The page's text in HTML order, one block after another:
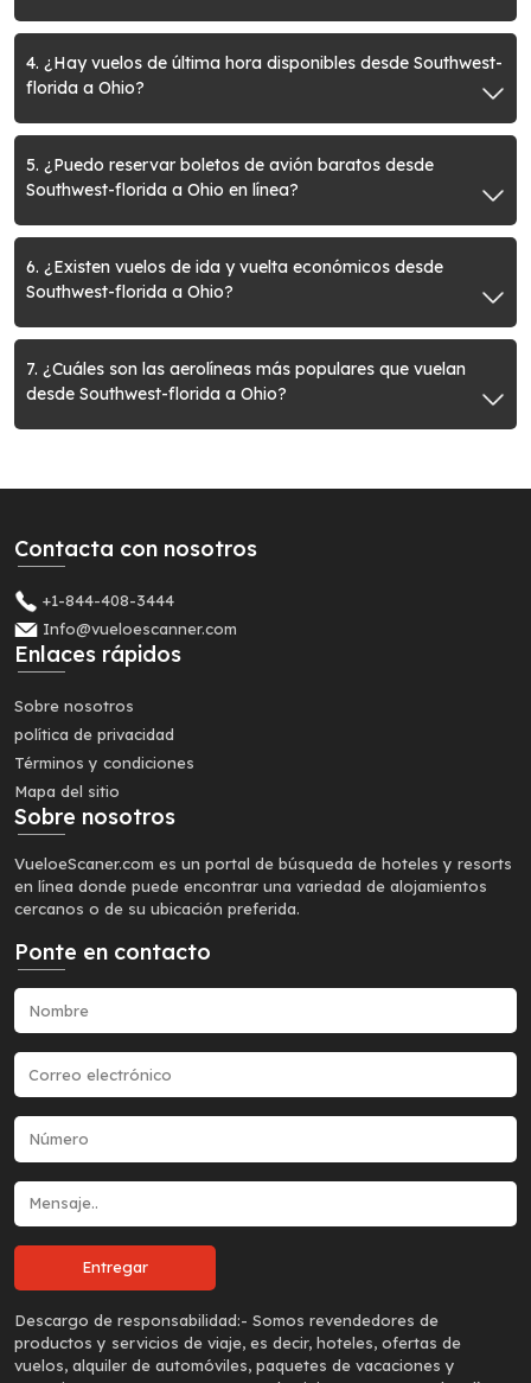
4. ¿Hay vuelos de última hora disponibles desde Southwest-
florida a Ohio?
5. ¿Puedo reservar boletos de avión baratos desde
Southwest-florida a Ohio en línea?
6. ¿Existen vuelos de ida y vuelta económicos desde
Southwest-florida a Ohio?
7. ¿Cuáles son las aerolíneas más populares que vuelan
desde Southwest-florida a Ohio?
Contacta con nosotros
+1-844-408-3444
Info@vueloescanner.com
Enlaces rápidos
Sobre nosotros
política de privacidad
Términos y condiciones
Mapa del sitio
Sobre nosotros
VueloeScaner.com es un portal de búsqueda de hoteles y resorts
en línea donde puede encontrar una variedad de alojamientos
cercanos o de su ubicación preferida.
Ponte en contacto
Descargo de responsabilidad:- Somos revendedores de
productos y servicios de viaje, es decir, hoteles, ofertas de
vuelos, alquiler de automóviles, paquetes de vacaciones y